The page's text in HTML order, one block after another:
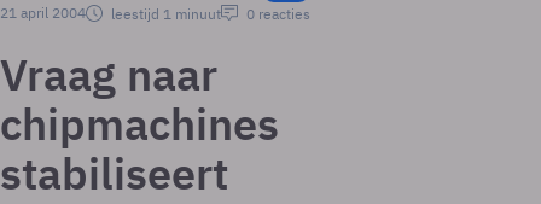
21 april 2004
leestijd 1 minuut 0 reacties
Vraag naar
chipmachines
stabiliseert